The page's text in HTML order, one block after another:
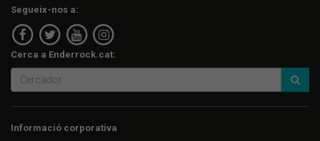
Segueix-nos a:
Cerca a Enderrock.cat:
Informació corporativa